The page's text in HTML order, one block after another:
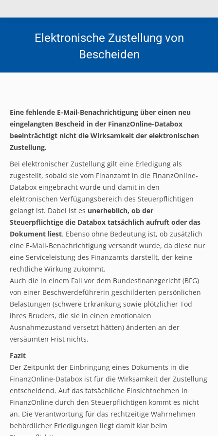
Elektronische Zustellung von
Bescheiden
Eine fehlende E-Mail-Benachrichtigung über einen neu
eingelangten Bescheid in der FinanzOnline-Databox
beeinträchtigt nicht die Wirksamkeit der elektronischen
Zustellung.
Bei elektronischer Zustellung gilt eine Erledigung als
zugestellt, sobald sie vom Finanzamt in die FinanzOnline-
Databox eingebracht wurde und damit in den
elektronischen Verfügungsbereich des Steuerpflichtigen
gelangt ist. Dabei ist es unerheblich, ob der
Steuerpflichtige die Databox tatsächlich aufruft oder das
Dokument liest. Ebenso ohne Bedeutung ist, ob zusätzlich
eine E-Mail-Benachrichtigung versandt wurde, da diese nur
eine Serviceleistung des Finanzamts darstellt, der keine
rechtliche Wirkung zukommt.
Auch die in einem Fall vor dem Bundesfinanzgericht (BFG)
von einer Beschwerdeführerin geschilderten persönlichen
Belastungen (schwere Erkrankung sowie plötzlicher Tod
ihres Bruders, die sie in einen emotionalen
Ausnahmezustand versetzt hätten) änderten an der
versäumten Frist nichts.
Fazit
Der Zeitpunkt der Einbringung eines Dokuments in die
FinanzOnline-Databox ist für die Wirksamkeit der Zustellung
entscheidend. Auf das tatsächliche Einsichtnehmen in
FinanzOnline durch den Steuerpflichtigen kommt es nicht
an. Die Verantwortung für das rechtzeitige Wahrnehmen
behördlicher Erledigungen liegt damit klar beim